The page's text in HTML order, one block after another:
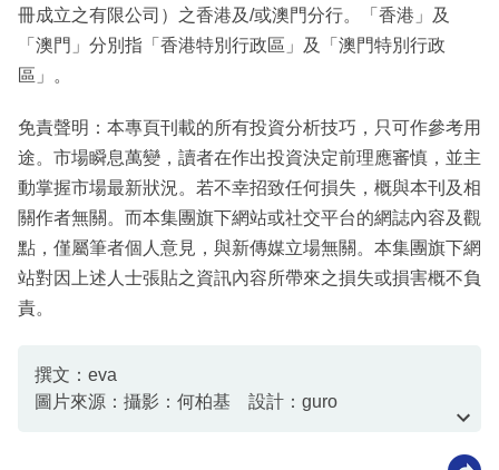
冊成立之有限公司）之香港及/或澳門分行。「香港」及
「澳門」分別指「香港特別行政區」及「澳門特別行政
區」。
免責聲明：本專頁刊載的所有投資分析技巧，只可作參考用
途。市場瞬息萬變，讀者在作出投資決定前理應審慎，並主
動掌握市場最新狀況。若不幸招致任何損失，概與本刊及相
關作者無關。而本集團旗下網站或社交平台的網誌內容及觀
點，僅屬筆者個人意見，與新傳媒立場無關。本集團旗下網
站對因上述人士張貼之資訊內容所帶來之損失或損害概不負
責。
撰文：eva
圖片來源：攝影：何柏基 設計：guro